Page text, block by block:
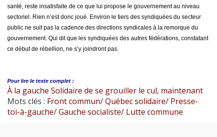
santé, reste insatisfaite de ce que lui propose le gouvernement au niveau
sectoriel. Rien n’est donc joué. Environ le tiers des syndiquées du secteur
public ne suit pas la cadence des directions syndicales à la remorque du
gouvernement. Qui dit que les syndiquées des autres fédérations, constatant
ce début de rébellion, ne s’y joindront pas.
Pour lire le texte complet :
À la gauche Solidaire de se grouiller le cul, maintenant
Mots clés : Front commun/Québec solidaire/ Presse-
toi-à-gauche/Gauche socialiste/ Lutte commune